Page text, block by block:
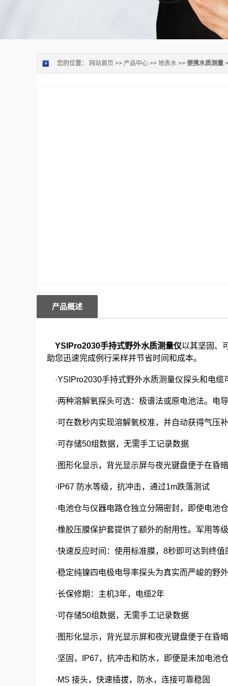
您的位置： 网站首页 >> 产品中心 >> 地表水 >> 便携水质测量
产品概述
YSIPro2030手持式野外水质测量仪以其坚固、
助您迅速完成例行采样并节省时间和成本。
·YSIPro2030手持式野外水质测量仪探头和电缆
·两种溶解氧探头可选：极谱法或原电池法。电
·可在数秒内实现溶解氧校准，并自动获得气压
·可存储50组数据，无需手工记录数据
·图形化显示，背光显示屏与夜光键盘便于在昏
·IP67 防水等级，抗冲击，通过1m跌落测试
·电池仓与仪器电路仓独立分隔密封，即使电池
·橡胶压膜保护套提供了额外的耐用性。军用等
·快速反应时间：使用标准膜，8秒即可达到终
·稳定纯镍四电极电导率探头为真实而严峻的野
·长保修期：主机3年，电缆2年
·可存储50组数据，无需手工记录数据
·图形化显示，背光显示屏和夜光键盘便于在昏
·坚固，IP67，抗冲击和防水，即便是未加电池
·MS 接头，快速插拔，防水，连接可靠稳固